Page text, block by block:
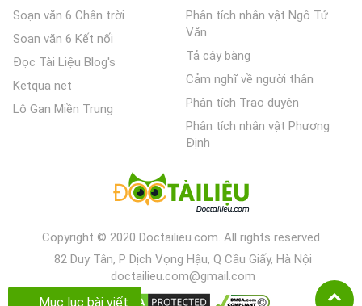
Mục lục bài viết
Soạn văn 6 Chân trời
Soạn văn 6 Kết nối
Đọc Tài Liệu Blog's
Ketqua net
Lô Gan Miền Trung
Phân tích nhân vật Ngô Tử
Văn
Tả cây bàng
Cảm nghĩ về người thân
Phân tích Trao duyên
Phân tích nhân vật Phương
Định
Copyright © 2020 Doctailieu.com. All rights reserved
82 Duy Tân, P Dịch Vọng Hậu, Q Cầu Giấy, Hà Nội
doctailieu.com@gmail.com